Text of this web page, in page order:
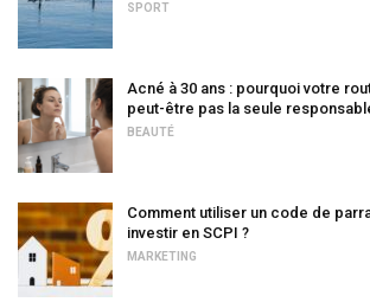
SPORT
Acné à 30 ans : pourquoi votre
peut-être pas la seule
BEAUTÉ
Comment utiliser un code de
investir en SCPI ?
MARKETING